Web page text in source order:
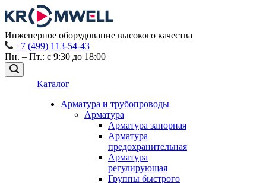
Инженерное оборудование высокого качества
+7 (499) 113-54-43
Пн. – Пт.: с 9:30 до 18:00
Каталог
Арматура и трубопроводы
Арматура
Арматура запорная
Арматура
предохранительная
Арматура
регулирующая
Группы быстрого